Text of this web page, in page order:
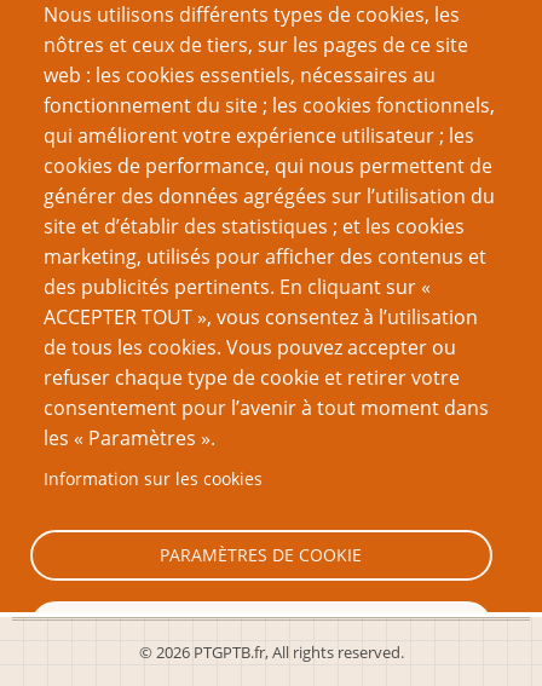
Nous utilisons différents types de cookies, les
nôtres et ceux de tiers, sur les pages de ce site
web : les cookies essentiels, nécessaires au
fonctionnement du site ; les cookies fonctionnels,
qui améliorent votre expérience utilisateur ; les
cookies de performance, qui nous permettent de
générer des données agrégées sur l’utilisation du
site et d’établir des statistiques ; et les cookies
marketing, utilisés pour afficher des contenus et
des publicités pertinents. En cliquant sur «
ACCEPTER TOUT », vous consentez à l’utilisation
de tous les cookies. Vous pouvez accepter ou
refuser chaque type de cookie et retirer votre
consentement pour l’avenir à tout moment dans
les « Paramètres ».
Information sur les cookies
PARAMÈTRES DE COOKIE
TOUT REFUSER
Du même auteur
Une Histoire du jeu de rôle : postface
Fichez la paix à votre MJ !
Maîtrisez comme un homme !
Magie : un peu de méthode !
Pagination
Page
précédente
‹‹ 12
VOUS AIMEREZ AUSSI
Être un meilleur joueur
Le problème général de l’Indexicalité dans la création
de GN
Le méta-jeu, damnation ou rédemption ?
© 2026 PTGPTB.fr, All rights reserved.